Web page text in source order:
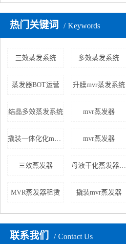
热门关键词 Keywords
三效蒸发系统 多效蒸发系统
蒸发器BOT运营 升膜mvr蒸发系统
结晶多效蒸发系统 mvr蒸发器
撬装一体化化mvr蒸发器 mvr蒸发器
三效蒸发器 母液干化蒸发器生产厂家
MVR蒸发器租赁 撬装mvr蒸发器
联系我们 Contact Us